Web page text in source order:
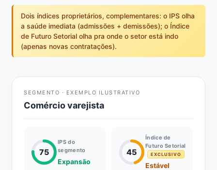
Dois índices proprietários, complementares: o IPS olha
a saúde imediata (admissões + demissões); o Índice
de Futuro Setorial olha pra onde o setor está indo
(apenas novas contratações).
SEGMENTO · EXEMPLO ILUSTRATIVO
Comércio varejista
75
IPS do
segmento
Expansão
45
Índice de
Futuro Setorial
EXCLUSIVO
Estável